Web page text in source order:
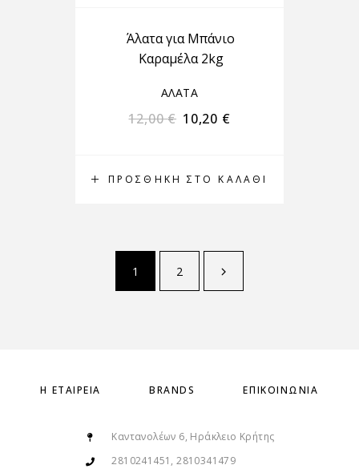
ΠΡΟΣΘΉΚΗ ΣΤΟ ΚΑΛΆΘΙ
Άλατα για Μπάνιο
Καραμέλα 2kg
ΑΛΑΤΑ
12,00€ 10,20 €
1 2
Η ΕΤΑΙΡΕΊΑ BRANDS ΕΠΙΚΟΙΝΩΝΊΑ
Καντανολέων 6, Ηράκλειο Κρήτης
2810241451, 2810341479